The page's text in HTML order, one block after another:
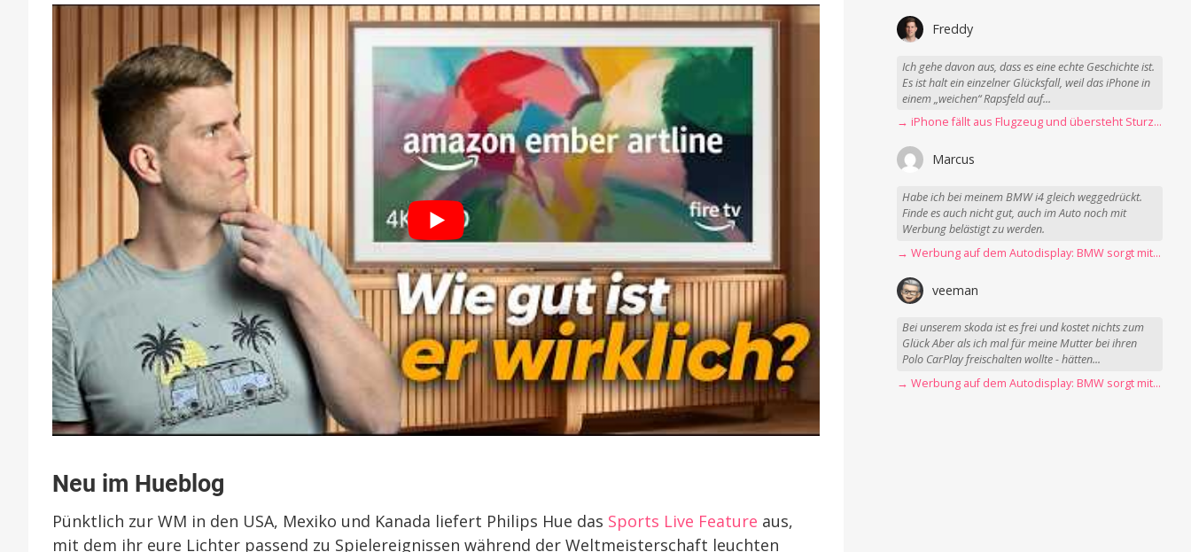
Neu im Hueblog
Pünktlich zur WM in den USA, Mexiko und Kanada liefert Philips Hue das Sports Live Feature aus,
mit dem ihr eure Lichter passend zu Spielereignissen während der Weltmeisterschaft leuchten
Freddy
Ich gehe davon aus, dass es eine echte Geschichte ist.
Es ist halt ein einzelner Glücksfall, weil das iPhone in
einem „weichen“ Rapsfeld auf...
→ iPhone fällt aus Flugzeug und übersteht Sturz unbeschadet
Marcus
Habe ich bei meinem BMW i4 gleich weggedrückt.
Finde es auch nicht gut, auch im Auto noch mit
Werbung belästigt zu werden.
→ Werbung auf dem Autodisplay: BMW sorgt mit Spider-Man-Werbung für scharfe Kritik
veeman
Bei unserem skoda ist es frei und kostet nichts zum
Glück Aber als ich mal für meine Mutter bei ihren
Polo CarPlay freischalten wollte - hätten...
→ Werbung auf dem Autodisplay: BMW sorgt mit Spider-Man-Werbung für scharfe Kritik